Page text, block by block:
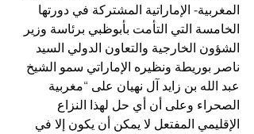
المغربية- الإماراتية المشتركة في دورتها
الخامسة التي التأمت بأبوظبي برئاسة وزير
الشؤون الخارجية والتعاون الدولي السيد
ناصر بوريطة ونظيره الإماراتي سمو الشيخ
عبد الله بن زايد آل نهيان على “مغربية
الصحراء وعلى أن أي حل لهذا النزاع
الإقليمي المفتعل لا يمكن أن يكون إلا في